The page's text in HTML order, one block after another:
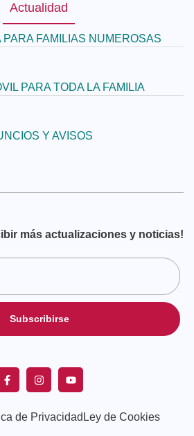
Actualidad
FAMILIAS NUMEROSAS
PARA TODA LA FAMILIA
Y AVISOS
más actualizaciones y noticias!
Subscribirse
de Privacidad Ley de Cookies